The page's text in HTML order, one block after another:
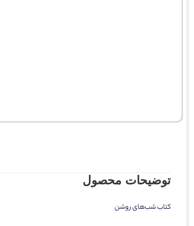
توضیحات محصول
کتاب شب‌های روشن